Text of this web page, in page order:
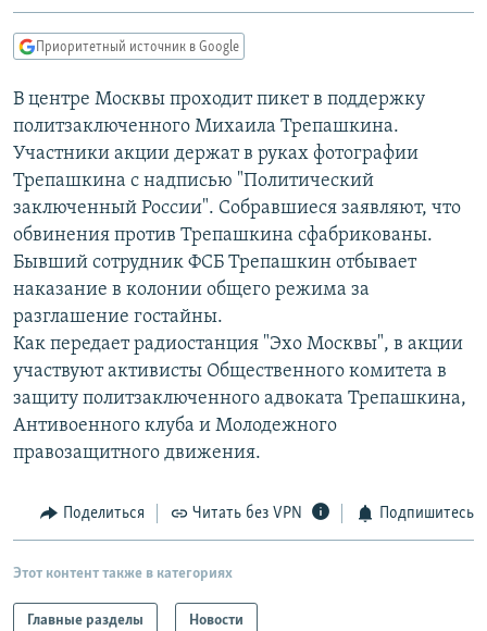
главной
навигации
Вернутся
поиску
IDEL.РЕАЛИИ
КАВКАЗ.РЕАЛИИ
СЕВЕР.РЕАЛИИ
СИБИРЬ.РЕАЛИИ
РАСПИСАНИЕ ВЕЩАНИЯ
ПОДПИШИТЕСЬ НА РАССЫЛКУ
СОЦИАЛЬНЫЕ СЕТИ
Все сайты РСЕ/РС
Приоритетный источник в Google
В центре Москвы проходит пикет в поддержку
политзаключенного Михаила Трепашкина.
Участники акции держат в руках фотографии
Трепашкина с надписью "Политический
заключенный России". Собравшиеся заявляют, что
обвинения против Трепашкина сфабрикованы.
Бывший сотрудник ФСБ Трепашкин отбывает
наказание в колонии общего режима за
разглашение гостайны.
Как передает радиостанция "Эхо Москвы", в акции
участвуют активисты Общественного комитета в
защиту политзаключенного адвоката Трепашкина,
Антивоенного клуба и Молодежного
правозащитного движения.
Поделиться Читать без VPN Подпишитесь
Этот контент также в категориях
Главные разделы Новости